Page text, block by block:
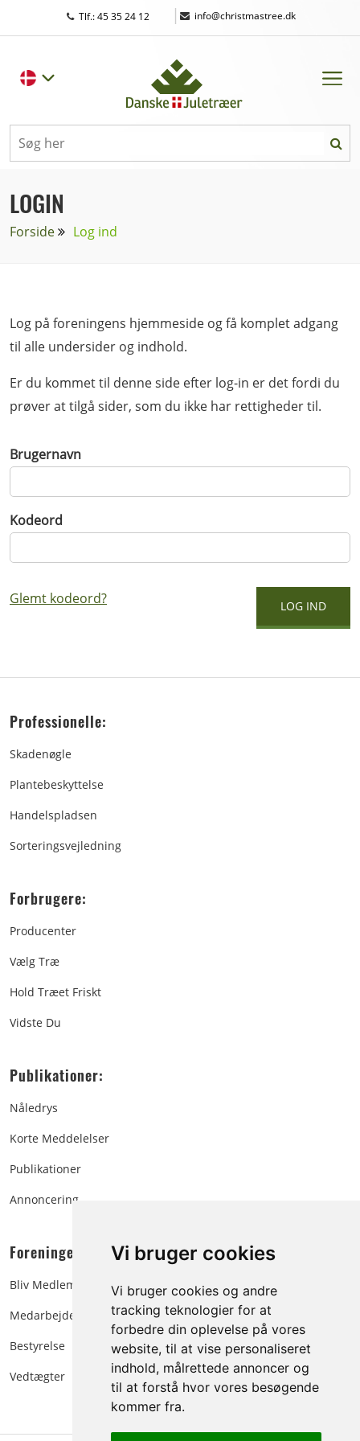
Vi bruger cookies
Vi bruger cookies og andre
tracking teknologier for at
forbedre din oplevelse på vores
website, til at vise personaliseret
indhold, målrettede annoncer og
til at forstå hvor vores besøgende
kommer fra.
Tlf.: 45 35 24 12 | info@christmastree.dk
LOGIN
Forside Log ind
Log på foreningens hjemmeside og få komplet adgang
til alle undersider og indhold.
Er du kommet til denne side efter log-in er det fordi du
prøver at tilgå sider, som du ikke har rettigheder til.
Brugernavn
Kodeord
Glemt kodeord?
Professionelle:
Skadenøgle
Plantebeskyttelse
Handelspladsen
Sorteringsvejledning
Forbrugere:
Producenter
Vælg Træ
Hold Træet Friskt
Vidste Du
Publikationer:
Nåledrys
Korte Meddelelser
Publikationer
Annoncering
Foreningen:
Bliv Medlem
Medarbejdere
Bestyrelse
Vedtægter